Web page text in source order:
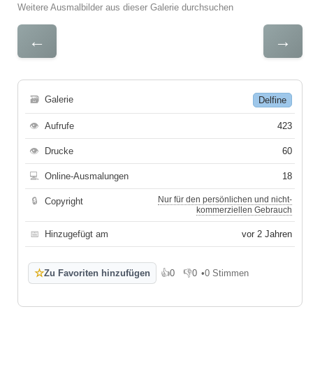
Weitere Ausmalbilder aus dieser Galerie durchsuchen
← →
🗃 Galerie Delfine
👁 Aufrufe 423
👁 Drucke 60
💻 Online-Ausmalungen 18
🔒 Copyright
Nur für den persönlichen und nicht-
kommerziellen Gebrauch
📅 Hinzugefügt am vor 2 Jahren
☆Zu Favoriten hinzufügen 👍0
Gefällt mir
👎0
Gefällt mir nicht
•0 Stimmen